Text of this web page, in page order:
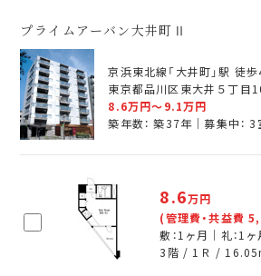
プライムアーバン大井町Ⅱ
京浜東北線「大井町」駅 徒
東京都品川区東大井５丁目
8.6万円～9.1万円
築年数： 築37年｜募集中：3
8.6万円
(管理費・共益費
敷：1ヶ月｜礼：1ヶ
3階 / 1Ｒ / 16.05